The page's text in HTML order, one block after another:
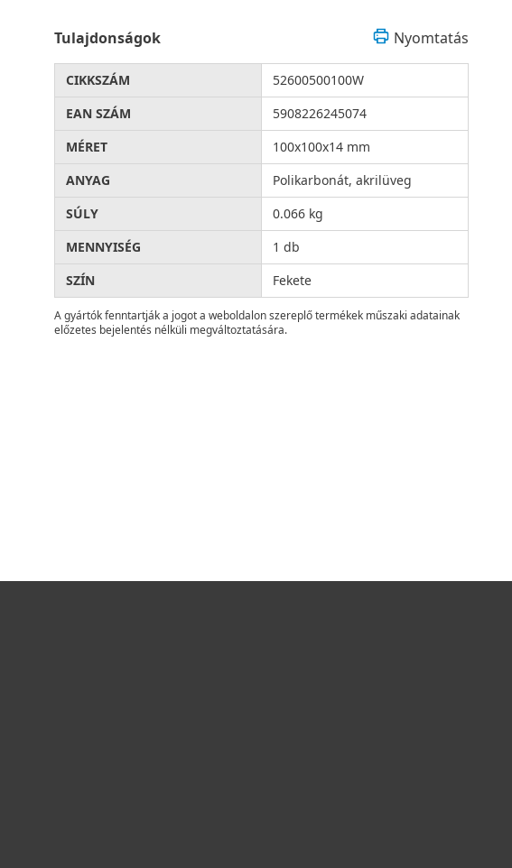
Tulajdonságok Nyomtatás
CIKKSZÁM
52600500100W
EAN SZÁM
5908226245074
MÉRET
100x100x14 mm
ANYAG
Polikarbonát, akrilüveg
SÚLY
0.066 kg
MENNYISÉG
1 db
SZÍN
Fekete
A gyártók fenntartják a jogot a weboldalon szereplő termékek műszaki adatainak
előzetes bejelentés nélküli megváltoztatására.